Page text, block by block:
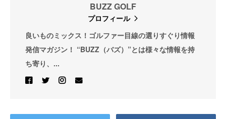
BUZZ GOLF
プロフィール
良いものミックス！ゴルファー目線の選りすぐり情報
発信マガジン！ “BUZZ（バズ）”とは様々な情報を持
ち寄り、...